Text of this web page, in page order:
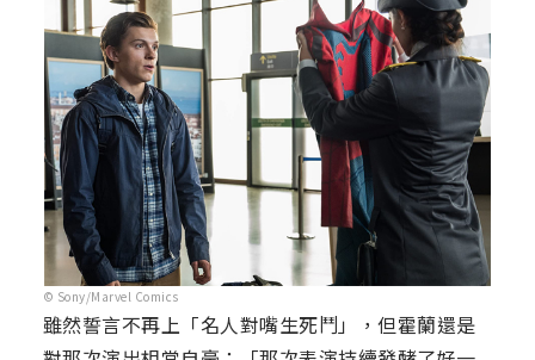
© Sony/Marvel Comics
雖然誓言不再上「名人對嘴生死鬥」，但霍蘭還是